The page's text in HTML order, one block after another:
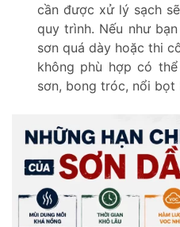
cần được xử lý sạch
quy trình. Nếu như
sơn quá dày hoặc thi
không phù hợp có
sơn, bong tróc, nổi bọt